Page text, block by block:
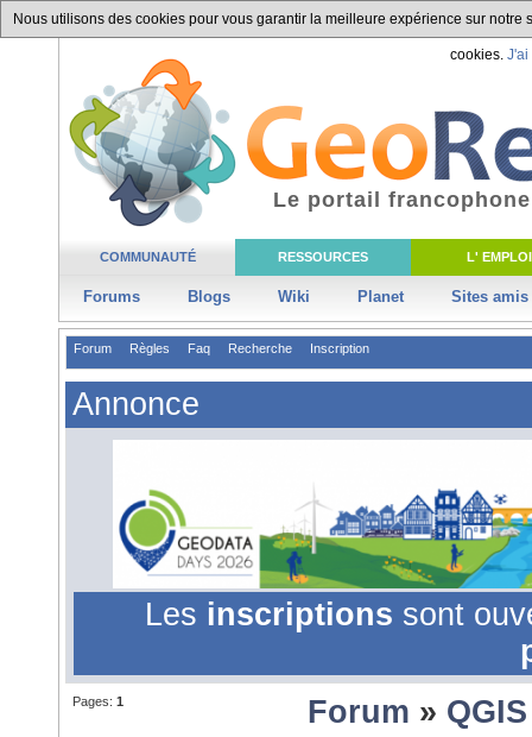
Nous utilisons des cookies pour vous garantir la meilleure expérience sur
cookies. J'ai
COMMUNAUTÉ RESSOURCES L' EMPLOI
Forums Blogs Wiki Planet Sites amis
Le portail
Forum Règles Faq Recherche Inscription
Annonce
Les inscriptions sont
Pages: 1 Forum » QGIS